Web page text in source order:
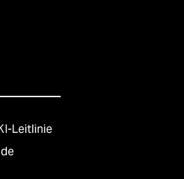
Leitlinie